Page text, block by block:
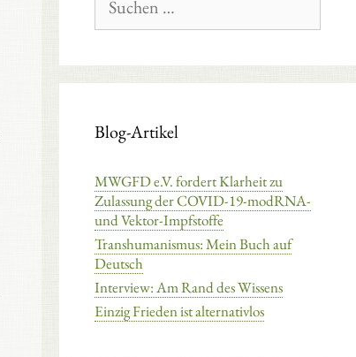
nach:
Blog-Artikel
MWGFD e.V. fordert Klarheit zu
Zulassung der COVID-19-modRNA-
und Vektor-Impfstoffe
Transhumanismus: Mein Buch auf
Deutsch
Interview: Am Rand des Wissens
Einzig Frieden ist alternativlos